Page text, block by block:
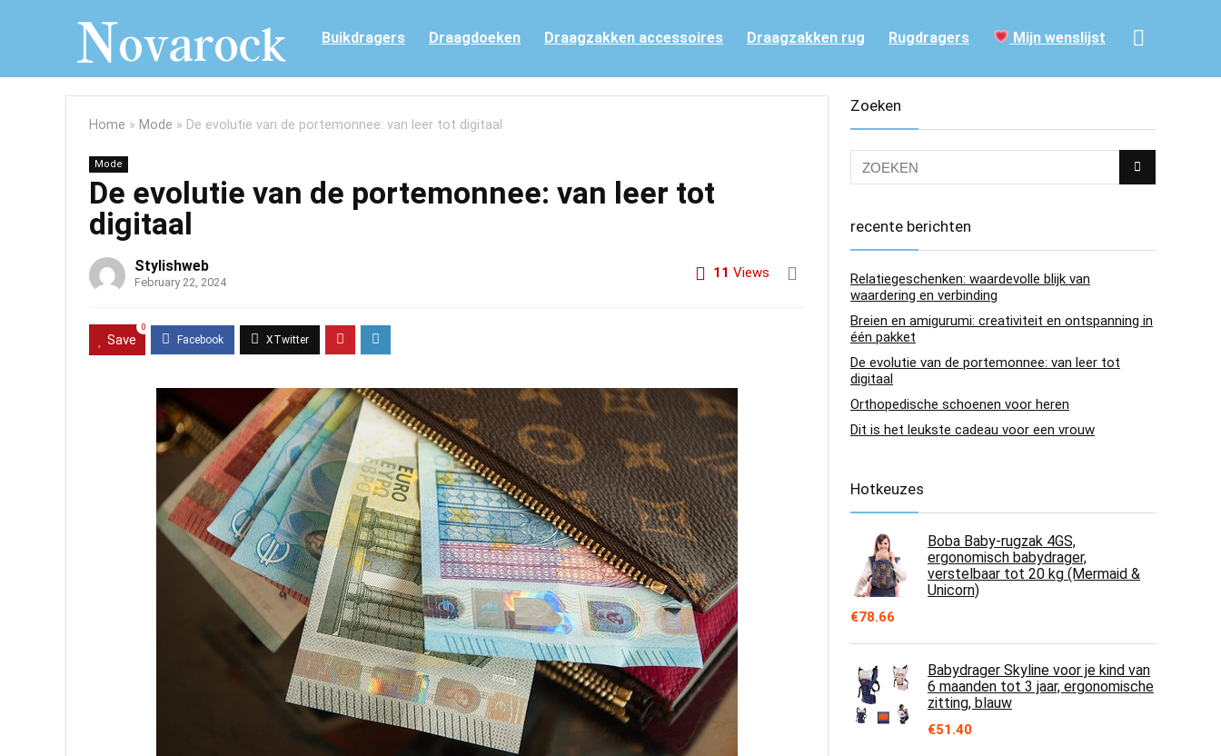
Buikdragers Draagdoeken Draagzakken accessoires Draagzakken rug Rugdragers Mijn wenslijst
Home » Mode » De evolutie van de portemonnee: van leer tot digitaal
Mode
De evolutie van de portemonnee: van leer tot
digitaal
Stylishweb
February 22, 2024
11 Views
Save
0
Zoeken
recente berichten
Relatiegeschenken: waardevolle blijk van
waardering en verbinding
Breien en amigurumi: creativiteit en ontspanning in
één pakket
De evolutie van de portemonnee: van leer tot
digitaal
Orthopedische schoenen voor heren
Dit is het leukste cadeau voor een vrouw
Hotkeuzes
Boba Baby-rugzak 4GS,
ergonomisch babydrager,
verstelbaar tot 20 kg (Mermaid &
Unicorn)
€78.66
Babydrager Skyline voor je kind van
6 maanden tot 3 jaar, ergonomische
zitting, blauw
€51.40